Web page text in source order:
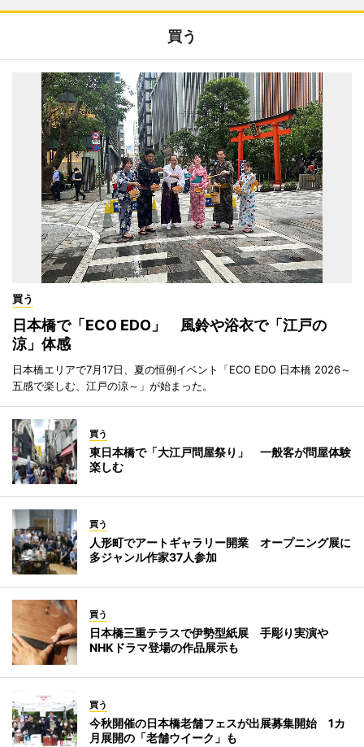
買う
買う
日本橋で「ECO EDO」 風鈴や浴衣で「江戸の
涼」体感
日本橋エリアで7月17日、夏の恒例イベント「ECO EDO 日本橋 2026～
五感で楽しむ、江戸の涼～」が始まった。
買う
東日本橋で「大江戸問屋祭り」 一般客が問屋体験
楽しむ
買う
人形町でアートギャラリー開業 オープニング展に
多ジャンル作家37人参加
買う
日本橋三重テラスで伊勢型紙展 手彫り実演や
NHKドラマ登場の作品展示も
買う
今秋開催の日本橋老舗フェスが出展募集開始 1カ
月展開の「老舗ウイーク」も